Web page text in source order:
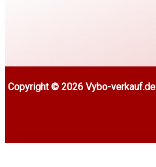
Copyright © 2026 Vybo-verkauf.de